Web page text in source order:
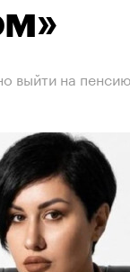
выйти на